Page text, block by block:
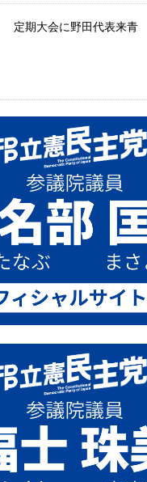
定期大会に野田代表来青